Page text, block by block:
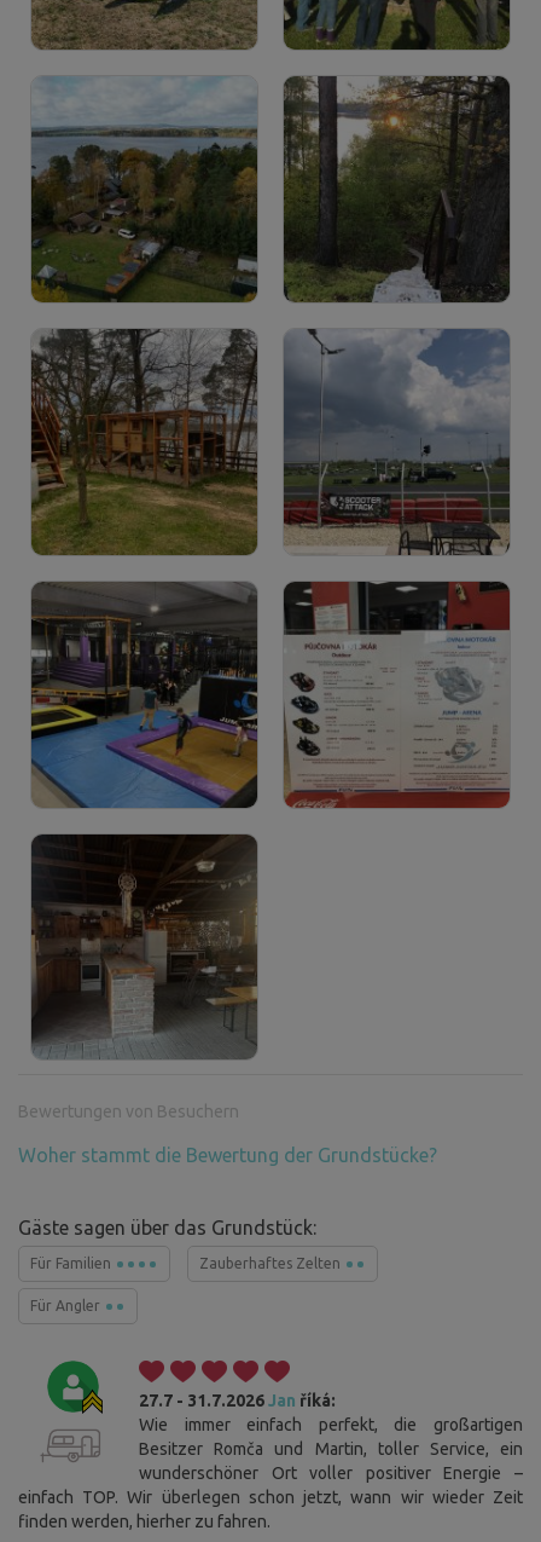
Bewertungen von Besuchern
Woher stammt die Bewertung der Grundstücke?
Gäste sagen über das Grundstück:
Für Familien Zauberhaftes Zelten
Für Angler
27.7 - 31.7.2026Jan říká:
Wie immer einfach perfekt, die großartigen
Besitzer Romča und Martin, toller Service, ein
wunderschöner Ort voller positiver Energie –
einfach TOP. Wir überlegen schon jetzt, wann wir wieder Zeit
finden werden, hierher zu fahren.